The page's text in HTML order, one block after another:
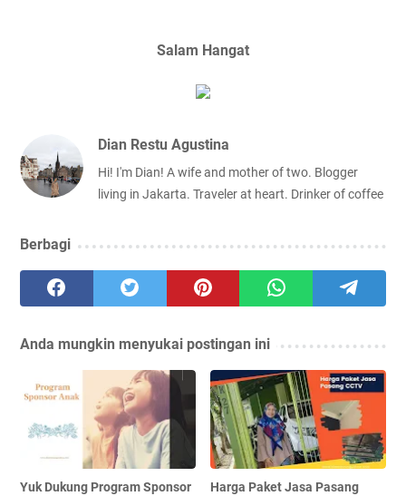
Salam Hangat
Dian Restu Agustina
Hi! I'm Dian! A wife and mother of two. Blogger
living in Jakarta. Traveler at heart. Drinker of coffee
Berbagi
Anda mungkin menyukai postingan ini
Yuk Dukung Program Sponsor
Harga Paket Jasa Pasang